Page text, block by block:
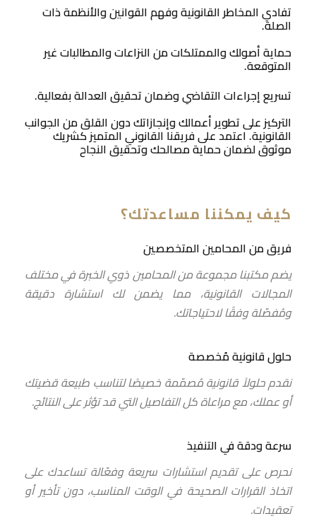
تفادي المخاطر القانونية وفهم القوانين والأنظمة ذات
الصلة.
حماية أصولك والممتلكات من النزاعات والمطالبات غير
المتوقعة.
تسريع إجراءات التقاضي وضمان تحقيق العدالة بفعالية.
التركيز على تطوير أعمالك وإنجازاتك دون القلق من الجوانب
القانونية. اعتمد على فريقنا القانوني المتميز كشريك
موثوق لضمان حماية مصالحك وتحقيق النجاح
كيف يمكننا مساعدتك؟
فريق من المحامين المتخصصين
يضم مكتبنا مجموعة من المحامين ذوي الخبرة في مختلف
المجالات القانونية، مما يضمن لك استشارة دقيقة
ومُفصّلة وفقًا لاحتياجاتك.
حلول قانونية مُخصصة
نقدم حلولاً قانونية مُصمّمة خصيصًا لتناسب طبيعة قضيتك
أو عملك، مع مراعاة كل التفاصيل التي قد تؤثر على النتائج.
سرعة ودقة في التنفيذ
نحرص على تقديم استشارات سريعة وفعّالة تساعدك على
اتخاذ القرارات الصحيحة في الوقت المناسب، دون تأخير أو
تعقيدات.